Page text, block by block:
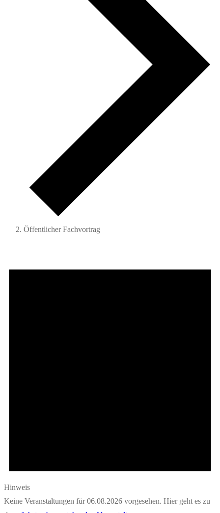
Öffentlicher Fachvortrag
Hinweis
Keine Veranstaltungen für 06.08.2026 vorgesehen. Hier geht es zu